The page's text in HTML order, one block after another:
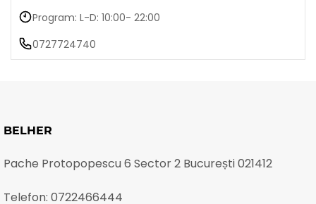
Program: L-D: 10:00- 22:00
0727724740
BELHER
Pache Protopopescu 6 Sector 2 București 021412
Telefon: 0722466444